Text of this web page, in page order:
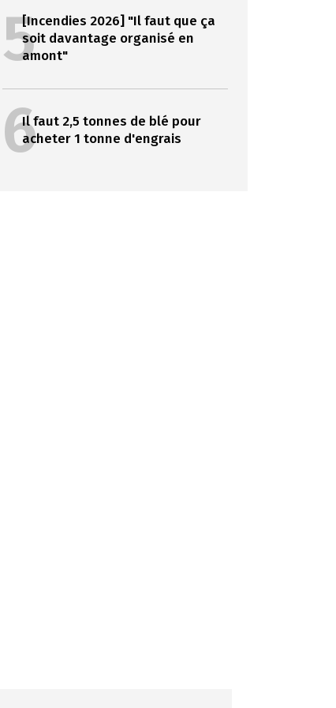
5[Incendies 2026] "Il faut que ça
soit davantage organisé en
amont"
6Il faut 2,5 tonnes de blé pour
acheter 1 tonne d'engrais